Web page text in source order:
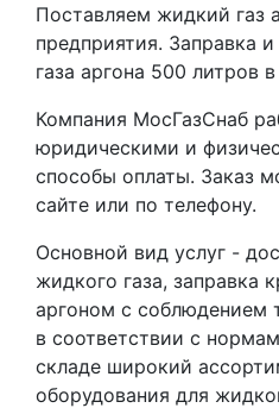
Поставляем жидкий газ
предприятия. Заправка
газа аргона 500 литров
Компания МосГазСнаб
юридическими и
способы оплаты. Заказ
сайте или по телефону.
Основной вид услуг -
жидкого газа, заправка
аргоном с соблюдением
в соответствии с
складе широкий
оборудования для